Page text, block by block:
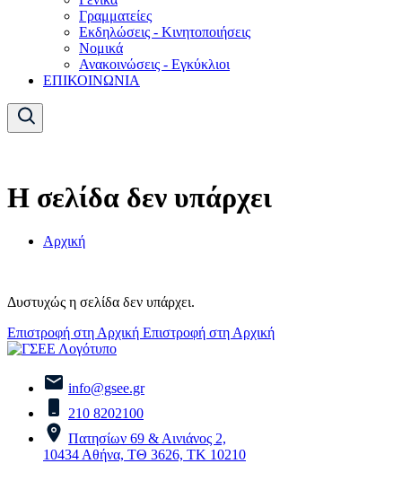
Γραμματείες
Εκδηλώσεις - Κινητοποιήσεις
Νομικά
Ανακοινώσεις - Εγκύκλιοι
ΕΠΙΚΟΙΝΩΝΙΑ
Η σελίδα δεν υπάρχει
Αρχική
Δυστυχώς η σελίδα δεν υπάρχει.
Επιστροφή στη Αρχική Επιστροφή στη Αρχική
info@gsee.gr
210 8202100
Πατησίων 69 & Αινιάνος 2,
10434 Αθήνα, ΤΘ 3626, ΤΚ 10210